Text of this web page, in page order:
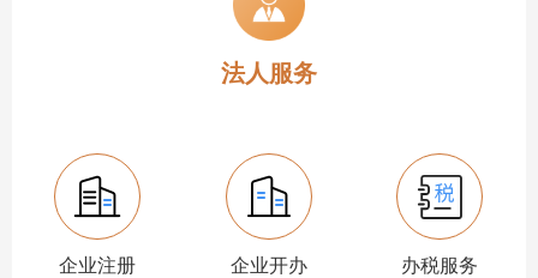
法人服务
企业注册 企业开办 办税服务